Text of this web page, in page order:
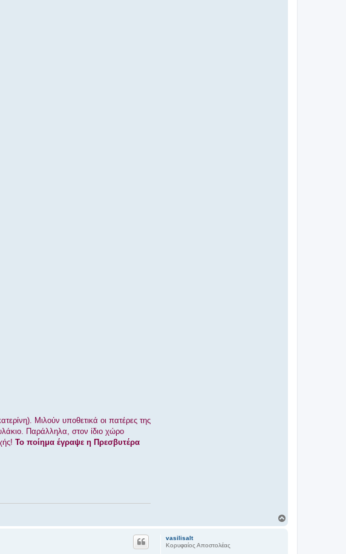
Μιλούν υποθετικά οι πατέρες της
Παράλληλα, στον ίδιο χώρο
Το ποίημα έγραψε η Πρεσβυτέρα
vasilisalt
Κορυφαίος Αποστολέας